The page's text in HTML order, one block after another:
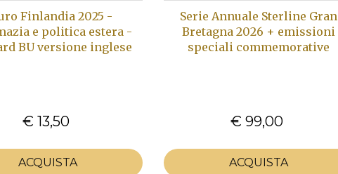
Finlandia 2025 -
e politica estera -
BU versione inglese
€ 13,50
ACQUISTA
Serie Annuale Sterline Gran
Bretagna 2026 + emissioni
speciali commemorative
€ 99,00
ACQUISTA